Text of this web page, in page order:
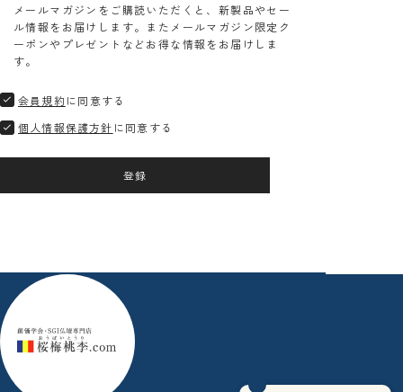
メールマガジンをご購読いただくと、新製品やセー
ル情報をお届けします。またメールマガジン限定ク
ーポンやプレゼントなどお得な情報をお届けしま
す。
会員規約 に同意する
個人情報保護方針 に同意する
登録